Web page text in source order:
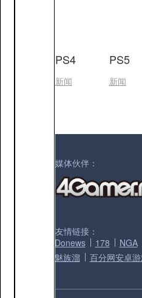
PS4
新闻
PS5
新闻
媒体伙伴：
友情链接：
Donews
178
NGA
魅族溜
百分网安卓